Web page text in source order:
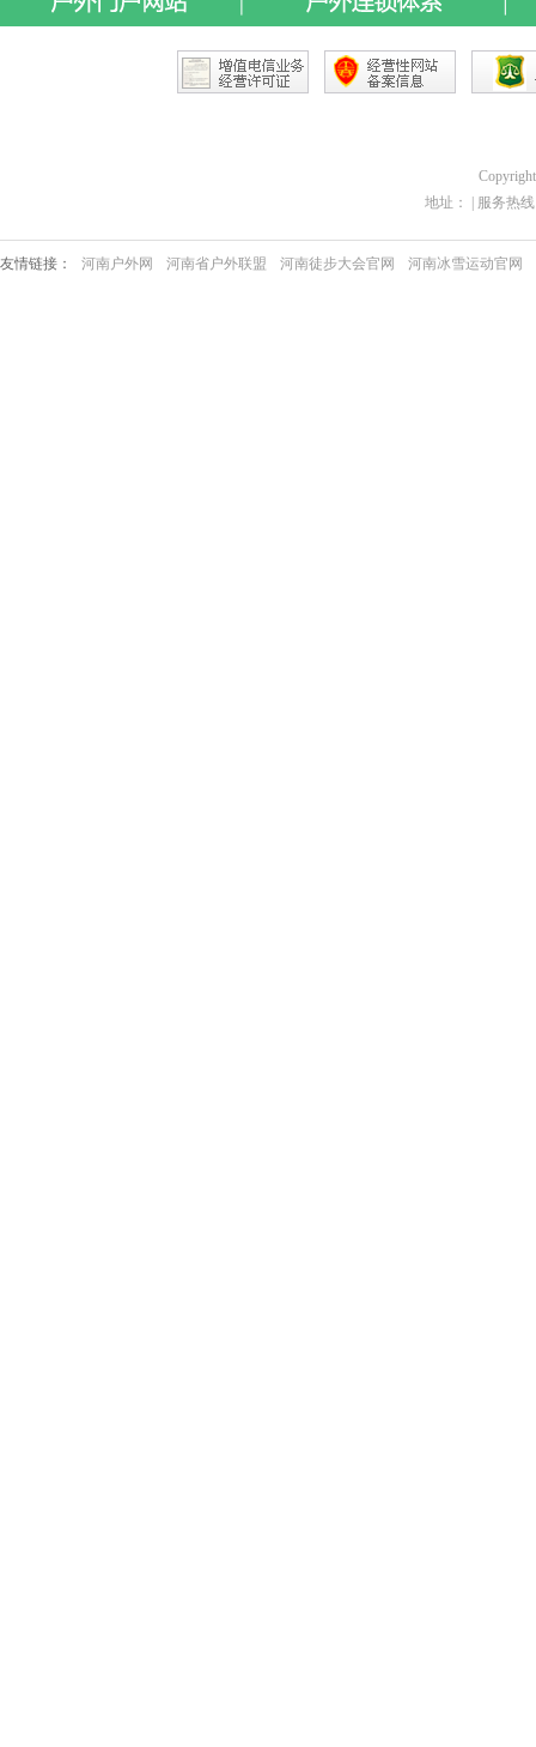
地址： | 服务热线
友情链接： 河南户外网 河南省户外联盟 河南徒步大会官网 河南冰雪运动官网